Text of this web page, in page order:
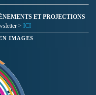
ET PROJECTIONS
> ICI
IMAGES